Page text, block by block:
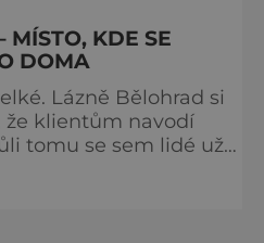
MÍSTO, KDE SE
DOMA
Lázně Bělohrad si
že klientům navodí
tomu se sem lidé už
velkolepé akce.